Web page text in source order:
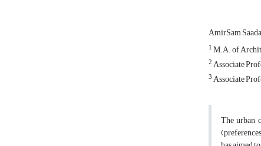
AmirSam
1M.A. of
2Associate
3Associate
The urban